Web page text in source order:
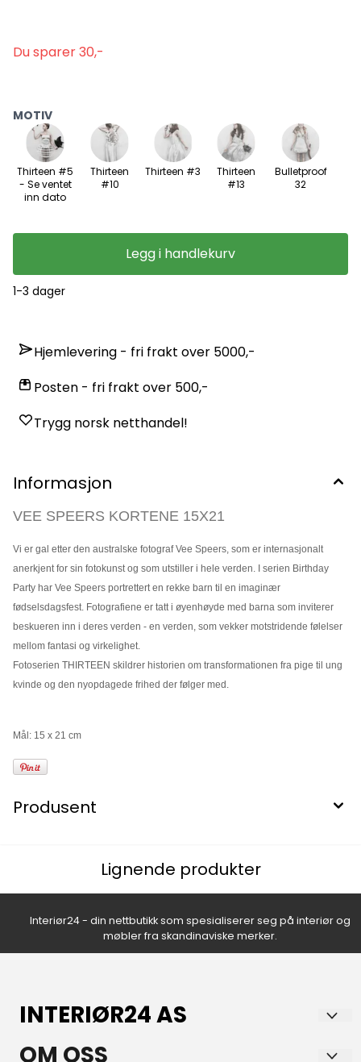
Du sparer 30,-
MOTIV
Thirteen #5
- Se ventet
inn dato
Thirteen
#10
Thirteen #3
Thirteen
#13
Bulletproof
32
Legg i handlekurv
1-3 dager
Hjemlevering - fri frakt over 5000,-
Posten - fri frakt over 500,-
Trygg norsk netthandel!
Informasjon
VEE SPEERS KORTENE 15X21
Vi er gal etter den australske fotograf Vee Speers, som er internasjonalt
anerkjent for sin fotokunst og som utstiller i hele verden. I serien Birthday
Party har Vee Speers portrettert en rekke barn til en imaginær
fødselsdagsfest. Fotografiene er tatt i øyenhøyde med barna som inviterer
beskueren inn i deres verden - en verden, som vekker motstridende følelser
mellom fantasi og virkelighet.
Fotoserien THIRTEEN skildrer historien om transformationen fra pige til ung
kvinde og den nyopdagede frihed der følger med.
Mål: 15 x 21 cm
Produsent
Lignende produkter
Interiør24 - din nettbutikk som spesialiserer seg på interiør og
møbler fra skandinaviske merker.
INTERIØR24 AS
OM OSS